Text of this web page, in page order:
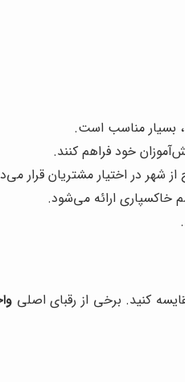
بسیار مناسب است.
خود فراهم کنند.
شهر در اختیار مشتریان قرار
خاکسپاری ارائه می‌شود.
کنید. برخی از رقبای اصلی